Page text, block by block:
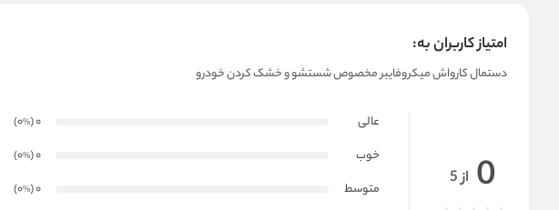
امتیاز کاربران به:
دستمال کارواش میکروفایبر مخصوص شستشو و خشک کردن خودرو
0 از 5
عالی 0
(0
%
)
خوب
0
(0
%
)
متوسط
0
(0
%
)